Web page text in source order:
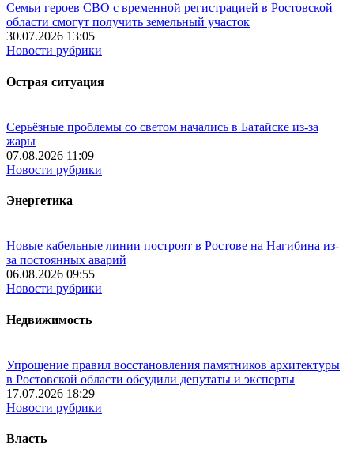
Семьи героев СВО с временной регистрацией в Ростовской
области смогут получить земельный участок
30.07.2026 13:05
Новости рубрики
Острая ситуация
Серьёзные проблемы со светом начались в Батайске из-за
жары
07.08.2026 11:09
Новости рубрики
Энергетика
Новые кабельные линии построят в Ростове на Нагибина из-
за постоянных аварий
06.08.2026 09:55
Новости рубрики
Недвижимость
Упрощение правил восстановления памятников архитектуры
в Ростовской области обсудили депутаты и эксперты
17.07.2026 18:29
Новости рубрики
Власть